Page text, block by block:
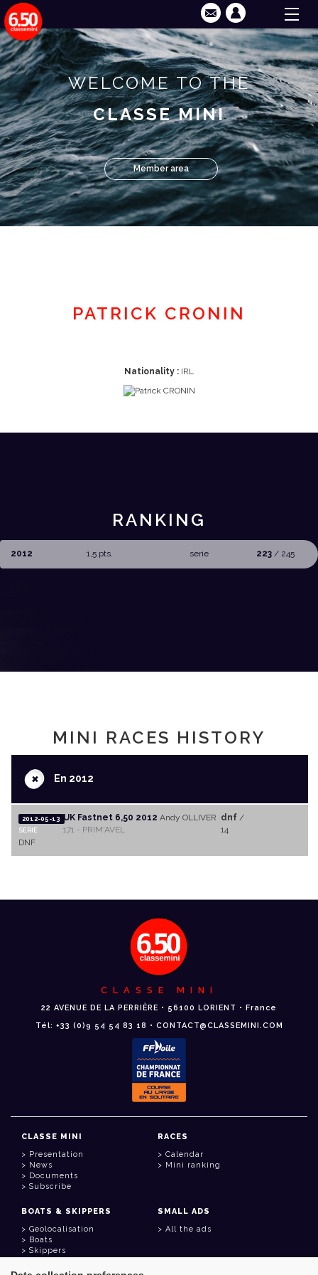
WELCOME TO THE
CLASSE MINI
Member area
PATRICK CRONIN
Nationality : IRL
RANKING
2012 1,5 pts. serie 223/ 245
MINI RACES HISTORY
+En 2012
2012-05-13
SERIE
UK Fastnet 6,50 2012 Andy OLLIVER
171 - PRIM'AVEL
dnf/
14
DNF
CLASSE MINI
22 AVENUE DE LA PERRIÈRE • 56100 LORIENT • France
Tél: +33 (0)9 54 54 83 18 • CONTACT@CLASSEMINI.COM
CLASSE MINI
Presentation
News
Documents
Subscribe
RACES
Calendar
Mini ranking
BOATS & SKIPPERS
Geolocalisation
Boats
Skippers
SMALL ADS
All the ads